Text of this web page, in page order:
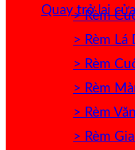
Quay trở lại
> Rèm
> Rèm Lá
> Rèm
> Rèm
> Rèm
> Rèm